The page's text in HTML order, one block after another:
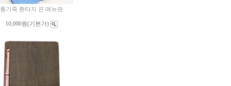
통가죽 환타지 끈 메뉴판
10,000원(기본가)